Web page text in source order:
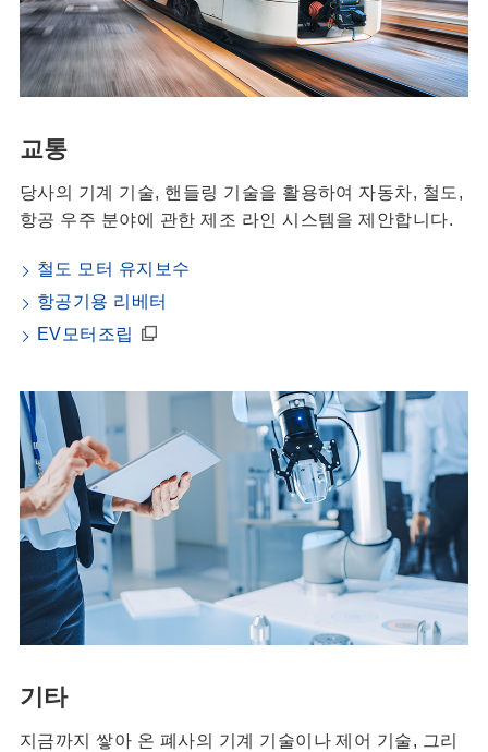
교통
당사의 기계 기술, 핸들링 기술을 활용하여 자동차, 철도,
항공 우주 분야에 관한 제조 라인 시스템을 제안합니다.
철도 모터 유지보수
항공기용 리베터
EV모터조립
기타
지금까지 쌓아 온 폐사의 기계 기술이나 제어 기술, 그리